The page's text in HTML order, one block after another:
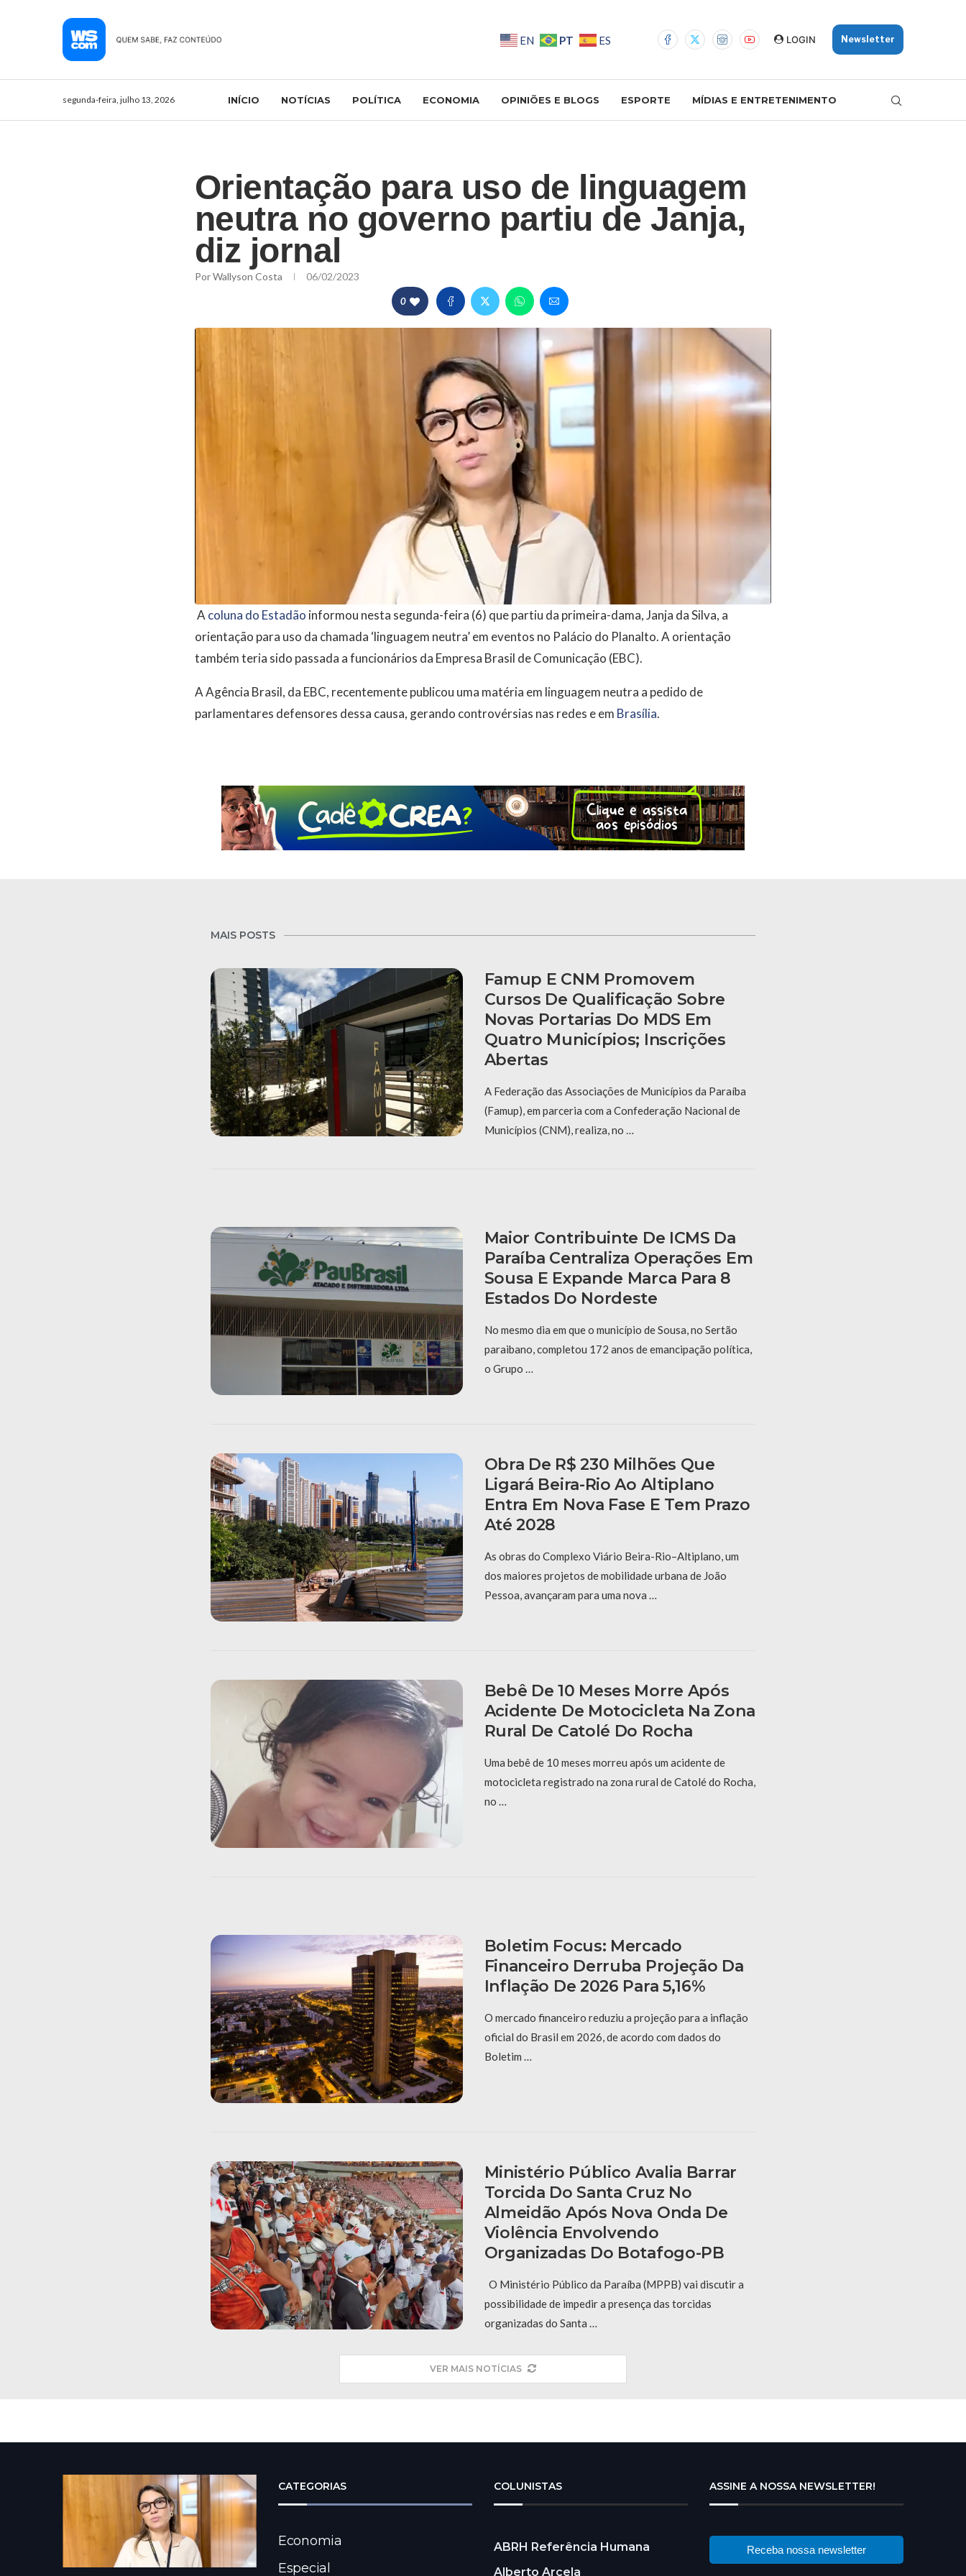
EN PT ES LOGIN Newsletter
segunda-feira, julho 13, 2026 INÍCIO NOTÍCIAS POLÍTICA ECONOMIA OPINIÕES E BLOGS ESPORTE MÍDIAS E ENTRETENIMENTO
Orientação para uso de linguagem
neutra no governo partiu de Janja,
diz jornal
PorWallyson Costa 06/02/2023
0
Acoluna do Estadão informou nesta segunda-feira (6) que partiu da primeira-dama, Janja da Silva, a
orientação para uso da chamada ‘linguagem neutra’ em eventos no Palácio do Planalto. A orientação
também teria sido passada a funcionários da Empresa Brasil de Comunicação (EBC).
A Agência Brasil, da EBC, recentemente publicou uma matéria em linguagem neutra a pedido de
parlamentares defensores dessa causa, gerando controvérsias nas redes e em Brasília.
MAIS POSTS
Famup E CNM Promovem
Cursos De Qualificação Sobre
Novas Portarias Do MDS Em
Quatro Municípios; Inscrições
Abertas
A Federação das Associações de Municípios da Paraíba
(Famup), em parceria com a Confederação Nacional de
Municípios (CNM), realiza, no …
Maior Contribuinte De ICMS Da
Paraíba Centraliza Operações Em
Sousa E Expande Marca Para 8
Estados Do Nordeste
No mesmo dia em que o município de Sousa, no Sertão
paraibano, completou 172 anos de emancipação política,
o Grupo …
Obra De R$ 230 Milhões Que
Ligará Beira-Rio Ao Altiplano
Entra Em Nova Fase E Tem Prazo
Até 2028
As obras do Complexo Viário Beira-Rio–Altiplano, um
dos maiores projetos de mobilidade urbana de João
Pessoa, avançaram para uma nova …
Bebê De 10 Meses Morre Após
Acidente De Motocicleta Na Zona
Rural De Catolé Do Rocha
Uma bebê de 10 meses morreu após um acidente de
motocicleta registrado na zona rural de Catolé do Rocha,
no …
Boletim Focus: Mercado
Financeiro Derruba Projeção Da
Inflação De 2026 Para 5,16%
O mercado financeiro reduziu a projeção para a inflação
oficial do Brasil em 2026, de acordo com dados do
Boletim …
Ministério Público Avalia Barrar
Torcida Do Santa Cruz No
Almeidão Após Nova Onda De
Violência Envolvendo
Organizadas Do Botafogo-PB
O Ministério Público da Paraíba (MPPB) vai discutir a
possibilidade de impedir a presença das torcidas
organizadas do Santa …
VER MAIS NOTÍCIAS
CATEGORIAS
Economia
Especial
COLUNISTAS
ABRH Referência Humana
Alberto Arcela
ASSINE A NOSSA NEWSLETTER!
Receba nossa newsletter